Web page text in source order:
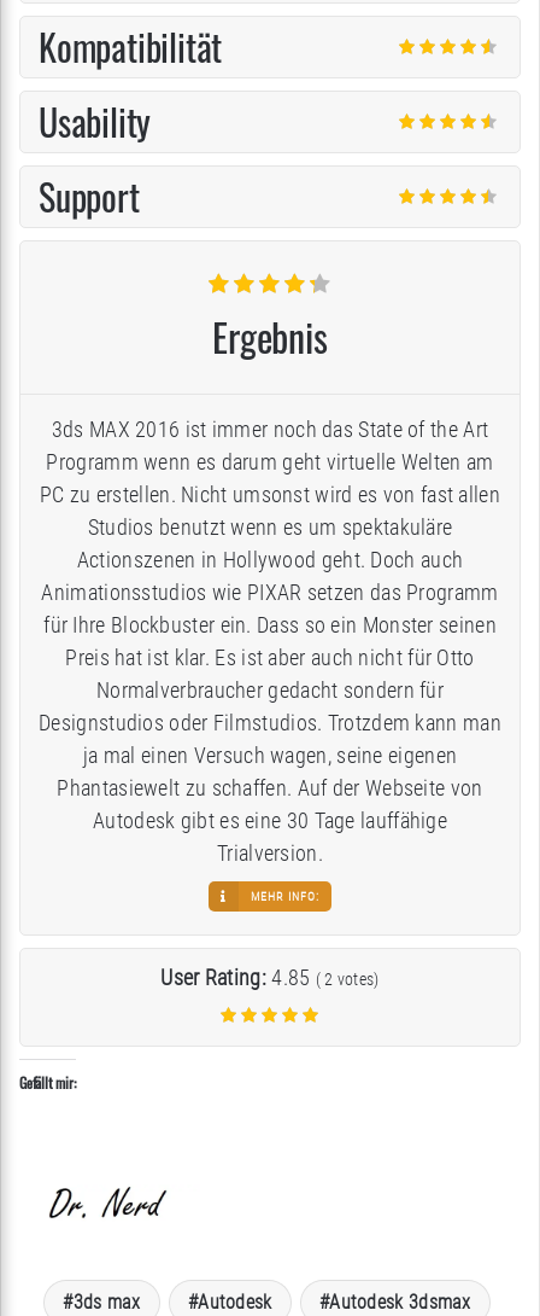
Kompatibilität
Usability
Support
Ergebnis
3ds MAX 2016 ist immer noch das State of the Art
Programm wenn es darum geht virtuelle Welten am
PC zu erstellen. Nicht umsonst wird es von fast allen
Studios benutzt wenn es um spektakuläre
Actionszenen in Hollywood geht. Doch auch
Animationsstudios wie PIXAR setzen das Programm
für Ihre Blockbuster ein. Dass so ein Monster seinen
Preis hat ist klar. Es ist aber auch nicht für Otto
Normalverbraucher gedacht sondern für
Designstudios oder Filmstudios. Trotzdem kann man
ja mal einen Versuch wagen, seine eigenen
Phantasiewelt zu schaffen. Auf der Webseite von
Autodesk gibt es eine 30 Tage lauffähige
Trialversion.
MEHR INFO:
User Rating:4.85 (2 votes)
Gefällt mir:
3ds max Autodesk Autodesk 3dsmax